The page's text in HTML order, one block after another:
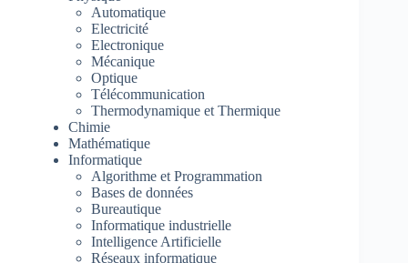
Automatique
Electricité
Electronique
Mécanique
Optique
Télécommunication
Thermodynamique et Thermique
Chimie
Mathématique
Informatique
Algorithme et Programmation
Bases de données
Bureautique
Informatique industrielle
Intelligence Artificielle
Réseaux informatique